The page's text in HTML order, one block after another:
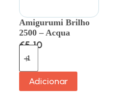
Amigurumi Brilho
2500 – Acqua
€5.10
Adicionar